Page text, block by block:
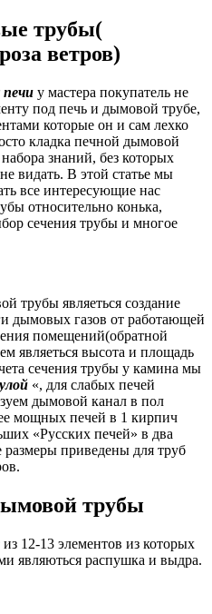
трубы(
ветров)
печи у мастера покупатель не
под печь и дымовой трубе,
которые он и сам лехко
кладка печной дымовой
знаний, без которых
видать. В этой статье мы
все интересующие нас
относительно конька,
сечения трубы и многое
трубы являеться создание
дымовых газов от работающей
помещений(обратной
являеться высота и площадь
сечения трубы у камина мы
«, для слабых печей
дымовой канал в пол
мощных печей в 1 кирпич
«Русских печей» в два
приведены для труб
трубы
12-13 элементов из которых
являються распушка и выдра.